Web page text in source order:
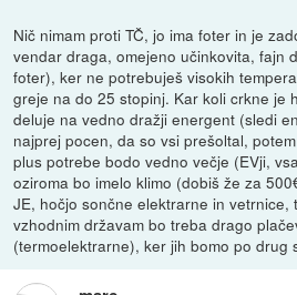
Nič nimam proti TČ, jo ima foter in je
vendar draga, omejeno učinkovita, fajn
foter), ker ne potrebuješ visokih
greje na do 25 stopinj. Kar koli crkne je
deluje na vedno dražji energent (sledi
najprej pocen, da so vsi prešoltal,
plus potrebe bodo vedno večje (EVji,
oziroma bo imelo klimo (dobiš že za
JE, hočjo sončne elektrarne in vetrnice,
vzhodnim državam bo treba drago
(termoelektrarne), ker jih bomo po drug